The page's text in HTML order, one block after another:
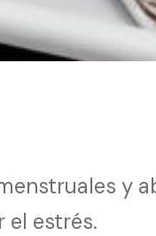
y
el estrés.